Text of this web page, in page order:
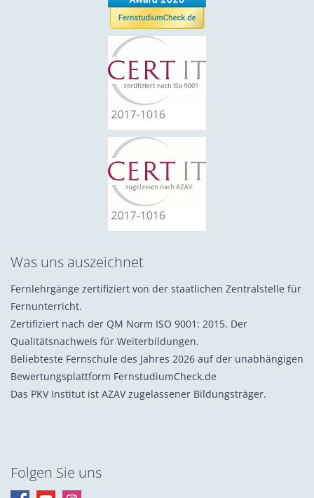
Was uns auszeichnet
Fernlehrgänge zertifiziert von der staatlichen Zentralstelle für
Fernunterricht.
Zertifiziert nach der QM Norm ISO 9001: 2015. Der
Qualitätsnachweis für Weiterbildungen.
Beliebteste Fernschule des Jahres 2026 auf der unabhängigen
Bewertungsplattform FernstudiumCheck.de
Das PKV Institut ist AZAV zugelassener Bildungsträger.
Folgen Sie uns